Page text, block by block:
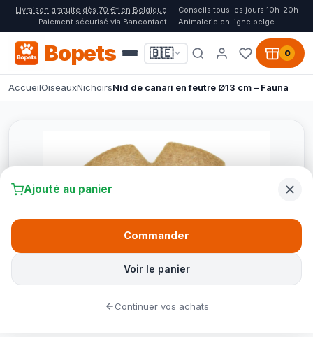
Livraison gratuite dès 70 €* en Belgique
Conseils tous les jours 10h-20h
Paiement sécurisé via Bancontact
Animalerie en ligne belge
Bopets 🇧🇪 0
AccueilOiseauxNichoirsNid de canari en feutre Ø13 cm – Fauna
Ajouté au panier
Voir le panier
Commander
Continuer vos achats